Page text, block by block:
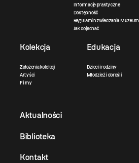
Informacje praktyczne
Dostępność
Regulamin zwiedzania Muzeum
Jak dojechać
Kolekcja
Założenia kolekcji
Artyści
Filmy
Edukacja
Dzieci i rodziny
Młodzież i dorośli
Aktualności
Biblioteka
Kontakt